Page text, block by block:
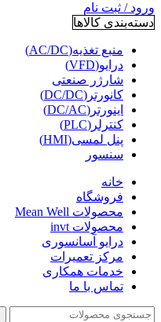
ورود / ثبت نام
دسته‌بندی کالاها
منبع تغذیه(AC/DC)
درایو(VFD)
شارژر صنعتی
کانورتر(DC/DC)
اینورتر(DC/AC)
کنترلر(PLC)
پنل لمسی(HMI)
سنسور
خانه
فروشگاه
محصولات Mean Well
محصولات invt
درایو آسانسوری
مرکز تعمیرات
خدمات همکاری
تماس با ما